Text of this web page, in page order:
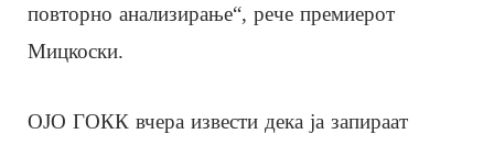
повторно анализирање“, рече премиерот
Мицкоски.
ОЈО ГОКК вчера извести дека ја запираат